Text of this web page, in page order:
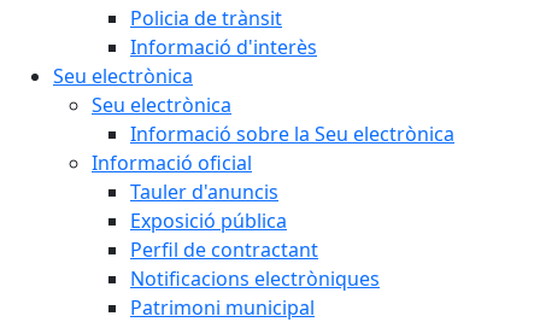
Policia de trànsit
Informació d'interès
Seu electrònica
Seu electrònica
Informació sobre la Seu electrònica
Informació oficial
Tauler d'anuncis
Exposició pública
Perfil de contractant
Notificacions electròniques
Patrimoni municipal